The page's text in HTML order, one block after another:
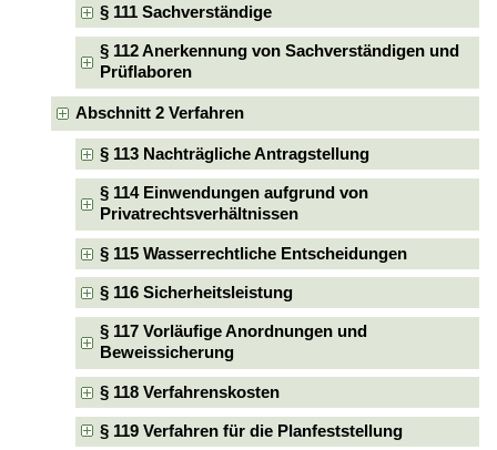
§ 111 Sachverständige
§ 112 Anerkennung von Sachverständigen und
Prüflaboren
Abschnitt 2 Verfahren
§ 113 Nachträgliche Antragstellung
§ 114 Einwendungen aufgrund von
Privatrechtsverhältnissen
§ 115 Wasserrechtliche Entscheidungen
§ 116 Sicherheitsleistung
§ 117 Vorläufige Anordnungen und
Beweissicherung
§ 118 Verfahrenskosten
§ 119 Verfahren für die Planfeststellung